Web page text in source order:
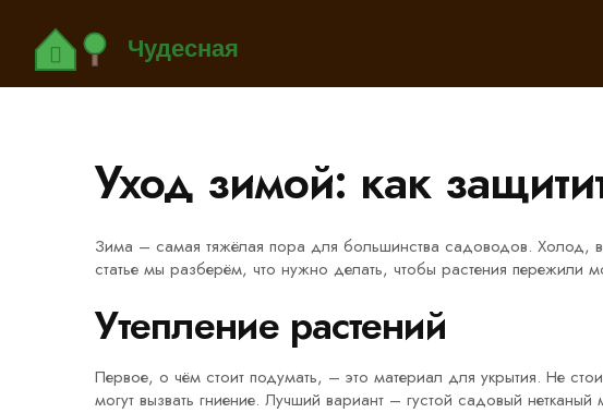
Уход зимой: как
Зима – самая тяжёлая пора для большинства садоводов. Холод,
статье мы разберём, что нужно делать, чтобы растения пережили
Утепление растений
Первое, о чём стоит подумать, – это материал для укрытия. Не
могут вызвать гниение. Лучший вариант – густой садовый